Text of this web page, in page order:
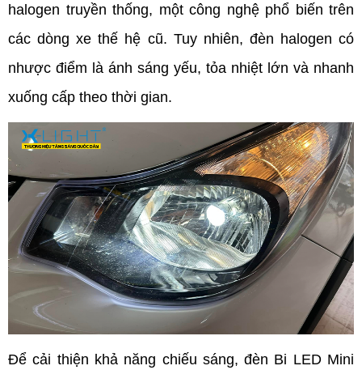
halogen truyền thống, một công nghệ phổ biến trên
các dòng xe thế hệ cũ. Tuy nhiên, đèn halogen có
nhược điểm là ánh sáng yếu, tỏa nhiệt lớn và nhanh
xuống cấp theo thời gian.
Để cải thiện khả năng chiếu sáng, đèn Bi LED Mini